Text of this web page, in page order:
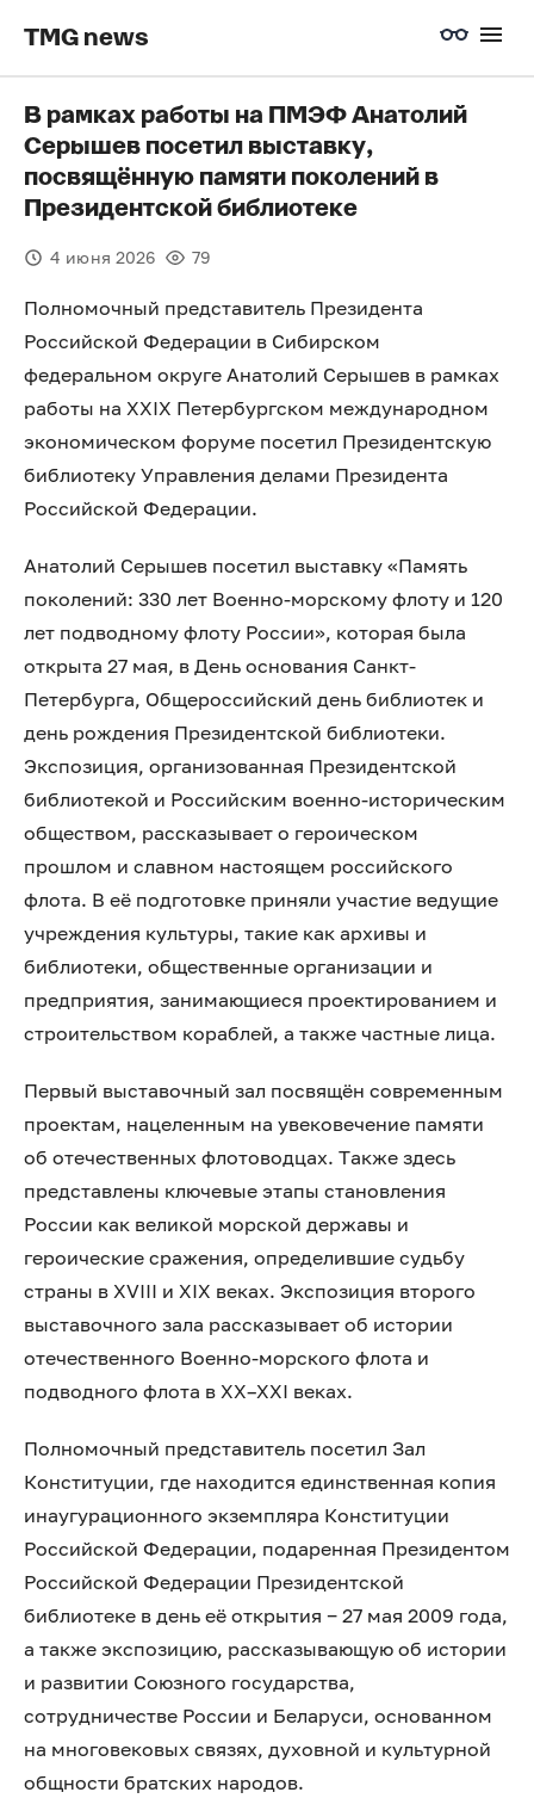
TMG news
В рамках работы на ПМЭФ Анатолий
Серышев посетил выставку,
посвящённую памяти поколений в
Президентской библиотеке
4 июня 2026 79
Полномочный представитель Президента
Российской Федерации в Сибирском
федеральном округе Анатолий Серышев в рамках
работы на XXIX Петербургском международном
экономическом форуме посетил Президентскую
библиотеку Управления делами Президента
Российской Федерации.
Анатолий Серышев посетил выставку «Память
поколений: 330 лет Военно-морскому флоту и 120
лет подводному флоту России», которая была
открыта 27 мая, в День основания Санкт-
Петербурга, Общероссийский день библиотек и
день рождения Президентской библиотеки.
Экспозиция, организованная Президентской
библиотекой и Российским военно-историческим
обществом, рассказывает о героическом
прошлом и славном настоящем российского
флота. В её подготовке приняли участие ведущие
учреждения культуры, такие как архивы и
библиотеки, общественные организации и
предприятия, занимающиеся проектированием и
строительством кораблей, а также частные лица.
Первый выставочный зал посвящён современным
проектам, нацеленным на увековечение памяти
об отечественных флотоводцах. Также здесь
представлены ключевые этапы становления
России как великой морской державы и
героические сражения, определившие судьбу
страны в XVIII и XIX веках. Экспозиция второго
выставочного зала рассказывает об истории
отечественного Военно-морского флота и
подводного флота в XX–XXI веках.
Полномочный представитель посетил Зал
Конституции, где находится единственная копия
инаугурационного экземпляра Конституции
Российской Федерации, подаренная Президентом
Российской Федерации Президентской
библиотеке в день её открытия ‒ 27 мая 2009 года,
а также экспозицию, рассказывающую об истории
и развитии Союзного государства,
сотрудничестве России и Беларуси, основанном
на многовековых связях, духовной и культурной
общности братских народов.